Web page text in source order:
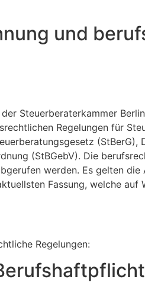
und
Steuerberaterkammer
Regelungen für
(StBGebV). Die
werden. Es gelten
Fassung, welche auf
Regelungen: